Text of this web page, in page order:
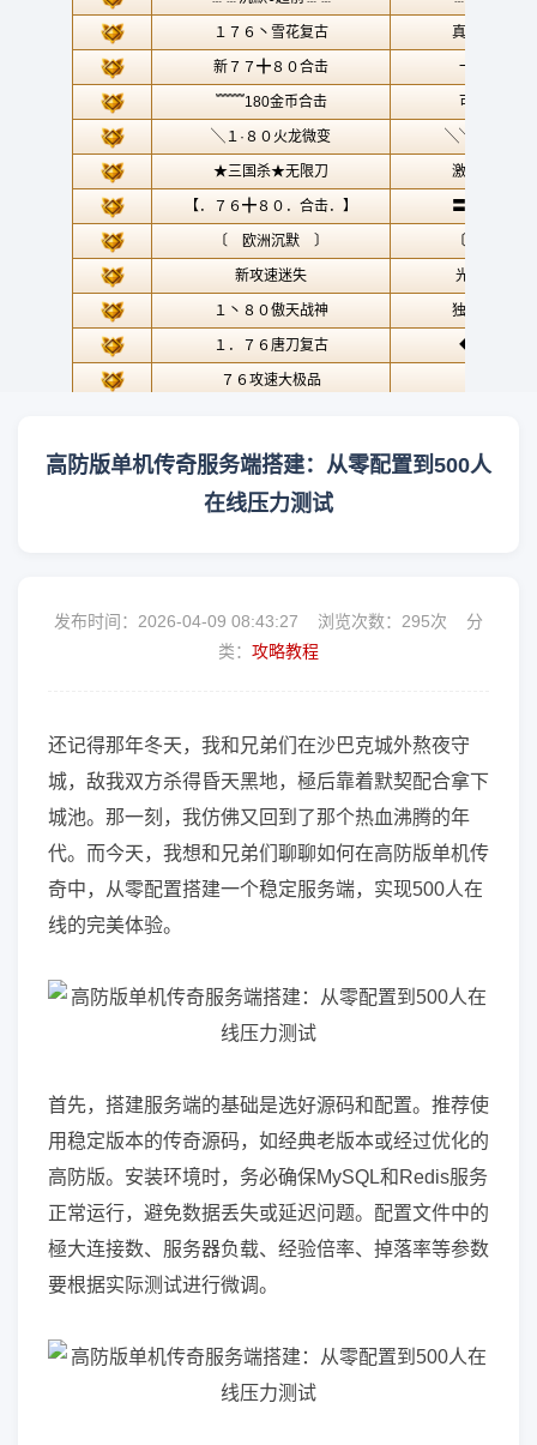
高防版单机传奇服务端搭建：从零配置到500人
在线压力测试
发布时间：2026-04-09 08:43:27 浏览次数： 295次 分
类： 攻略教程
还记得那年冬天，我和兄弟们在沙巴克城外熬夜守
城，敌我双方杀得昏天黑地，極后靠着默契配合拿下
城池。那一刻，我仿佛又回到了那个热血沸腾的年
代。而今天，我想和兄弟们聊聊如何在高防版单机传
奇中，从零配置搭建一个稳定服务端，实现500人在
线的完美体验。
首先，搭建服务端的基础是选好源码和配置。推荐使
用稳定版本的传奇源码，如经典老版本或经过优化的
高防版。安装环境时，务必确保MySQL和Redis服务
正常运行，避免数据丢失或延迟问题。配置文件中的
極大连接数、服务器负载、经验倍率、掉落率等参数
要根据实际测试进行微调。